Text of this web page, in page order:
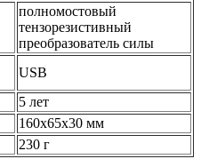
полномостовый
тензорезистивный
преобразователь силы
USB
5 лет
160х65х30 мм
230 г